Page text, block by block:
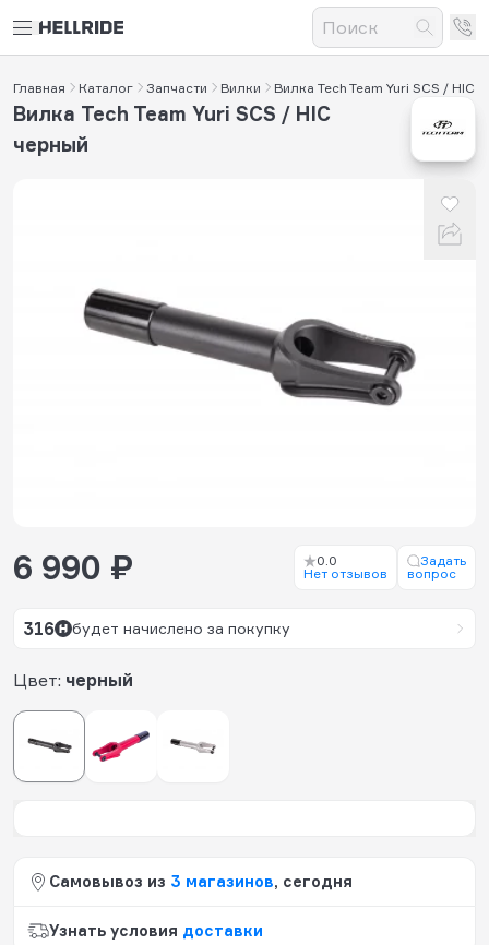
Главная Каталог Запчасти Вилки Вилка Tech Team Yuri SCS / HIC
Вилка Tech Team Yuri SCS / HIC
черный
Цвет: черный
6 990 ₽
0.0
Нет отзывов
Задать
вопрос
316 будет начислено за покупку
Самовывоз из 3 магазинов, сегодня
Узнать условия доставки